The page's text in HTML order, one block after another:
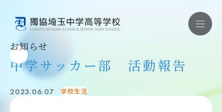
学校紹介
お問い合わせ ｜ 資料請求
お知らせ
中学サッカー部 活動報告
2023.06.07 学校生活